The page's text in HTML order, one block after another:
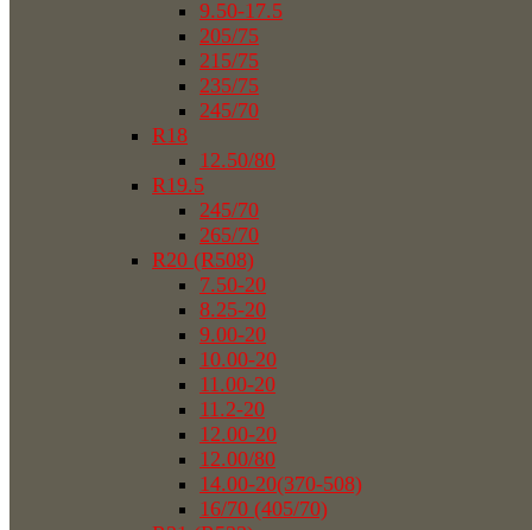
9.50-17.5
205/75
215/75
235/75
245/70
R18
12.50/80
R19.5
245/70
265/70
R20 (R508)
7.50-20
8.25-20
9.00-20
10.00-20
11.00-20
11.2-20
12.00-20
12.00/80
14.00-20(370-508)
16/70 (405/70)